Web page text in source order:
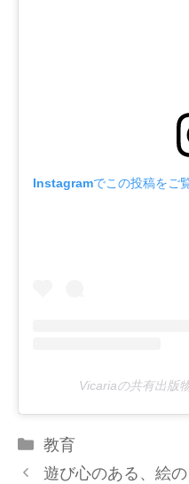
Instagramでこの投稿をご
Vicariaの共有出版
カ
テ
教育
遊び心のある、絵